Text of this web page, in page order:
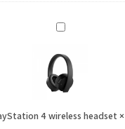
PlayStation
wireless
headset
4 wireless headset